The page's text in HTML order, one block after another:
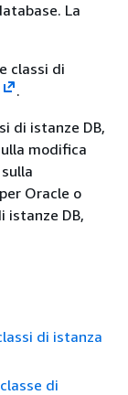
La
classi di
.
di istanze DB,
modifica
Oracle o
istanze DB,
di istanza
di